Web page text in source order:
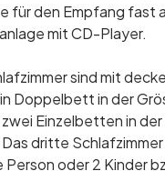
für den Empfang fast
mit CD-Player.
sind mit
Doppelbett in der
Einzelbetten in
dritte
oder 2 Kinder